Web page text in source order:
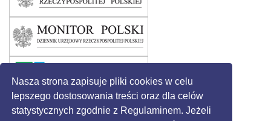
Nasza strona zapisuje pliki cookies w celu
lepszego dostosowania treści oraz dla celów
statystycznych zgodnie z Regulaminem. Jeżeli